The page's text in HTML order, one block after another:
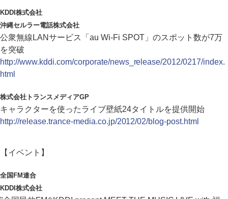
KDDI株式会社
沖縄セルラー電話株式会社
公衆無線LANサービス「au Wi-Fi SPOT」のスポット数が7万
を突破
http://www.kddi.com/corporate/news_release/2012/0217/index.
html
株式会社トランスメディアGP
キャラクターを使ったライブ壁紙24タイトルを提供開始
http://release.trance-media.co.jp/2012/02/blog-post.html
【イベント】
全国FM連合
KDDI株式会社